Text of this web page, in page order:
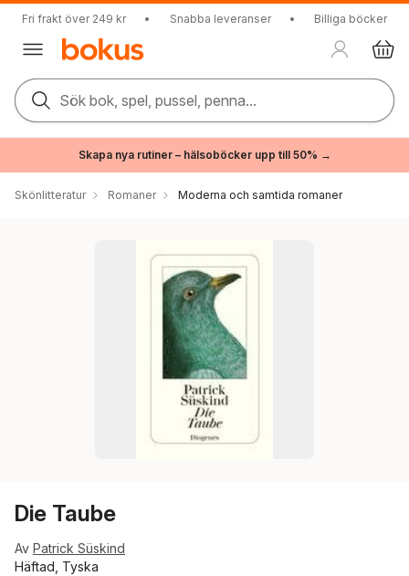
Fri frakt över 249 kr • Snabba leveranser • Billiga böcker
Sök bok, spel, pussel, penna...
Skapa nya rutiner – hälsoböcker upp till 50% →
Skönlitteratur Romaner Moderna och samtida romaner
Die Taube
Av Patrick Süskind
Häftad, Tyska